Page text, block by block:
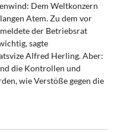
Dem Weltkonzern
Atem. Zu dem vor
der Betriebsrat
sagte
Alfred Herling. Aber:
die Kontrollen und
wie Verstöße gegen die